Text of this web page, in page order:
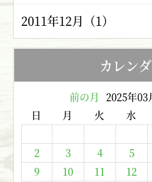
2011年12月（1）
カレン
前の月 2025年03
日
月 火 水
2
3 4 5
9
10 11 12